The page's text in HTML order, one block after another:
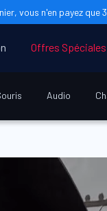
vous n'en payez que
Audio
Offres Spéciales